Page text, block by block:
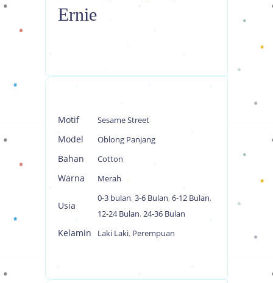
Ernie
Motif Sesame Street
Model Oblong Panjang
Bahan Cotton
Warna Merah
Usia
0-3 bulan, 3-6 Bulan, 6-12 Bulan,
12-24 Bulan, 24-36 Bulan
Kelamin Laki Laki, Perempuan